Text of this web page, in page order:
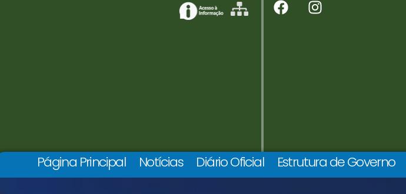
Página Principal Notícias Diário Oficial Estrutura de Governo